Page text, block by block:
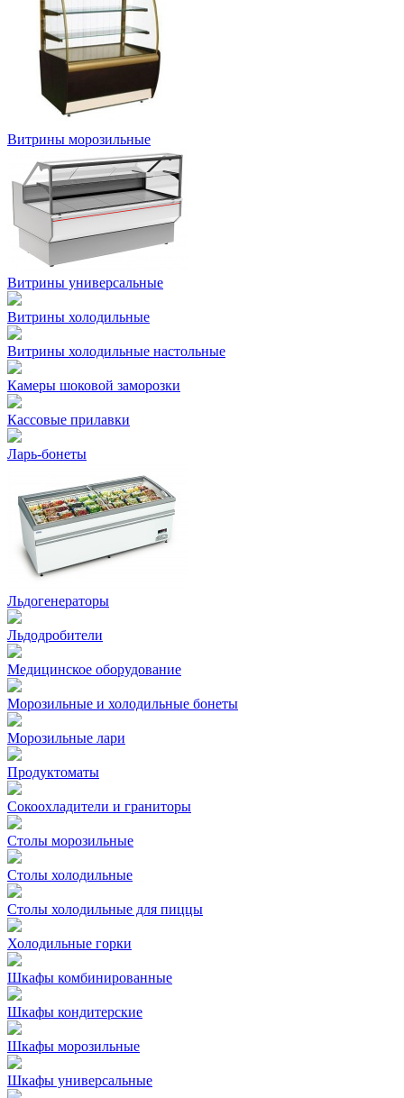
Витрины морозильные
Витрины универсальные
Витрины холодильные
Витрины холодильные настольные
Камеры шоковой заморозки
Кассовые прилавки
Ларь-бонеты
Льдогенераторы
Льдодробители
Медицинское оборудование
Морозильные и холодильные бонеты
Морозильные лари
Продуктоматы
Сокоохладители и граниторы
Столы морозильные
Столы холодильные
Столы холодильные для пиццы
Холодильные горки
Шкафы комбинированные
Шкафы кондитерские
Шкафы морозильные
Шкафы универсальные